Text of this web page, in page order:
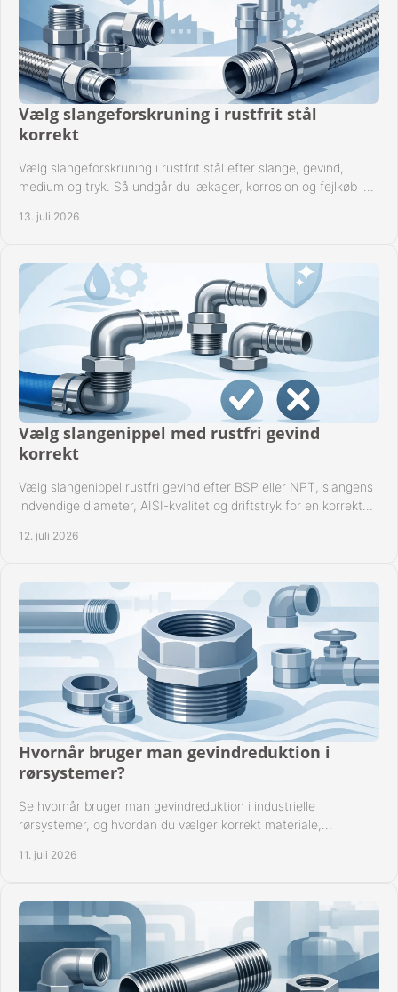
Vælg slangeforskruning i rustfrit stål
korrekt
Vælg slangeforskruning i rustfrit stål efter slange, gevind,
medium og tryk. Så undgår du lækager, korrosion og fejlkøb i
13. juli 2026
Vælg slangenippel med rustfri gevind
korrekt
Vælg slangenippel rustfri gevind efter BSP eller NPT, slangens
indvendige diameter, AISI-kvalitet og driftstryk for en korrekt
12. juli 2026
Hvornår bruger man gevindreduktion i
rørsystemer?
Se hvornår bruger man gevindreduktion i industrielle
rørsystemer, og hvordan du vælger korrekt materiale,
11. juli 2026